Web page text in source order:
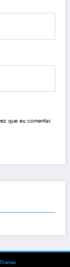
que eu comentar.